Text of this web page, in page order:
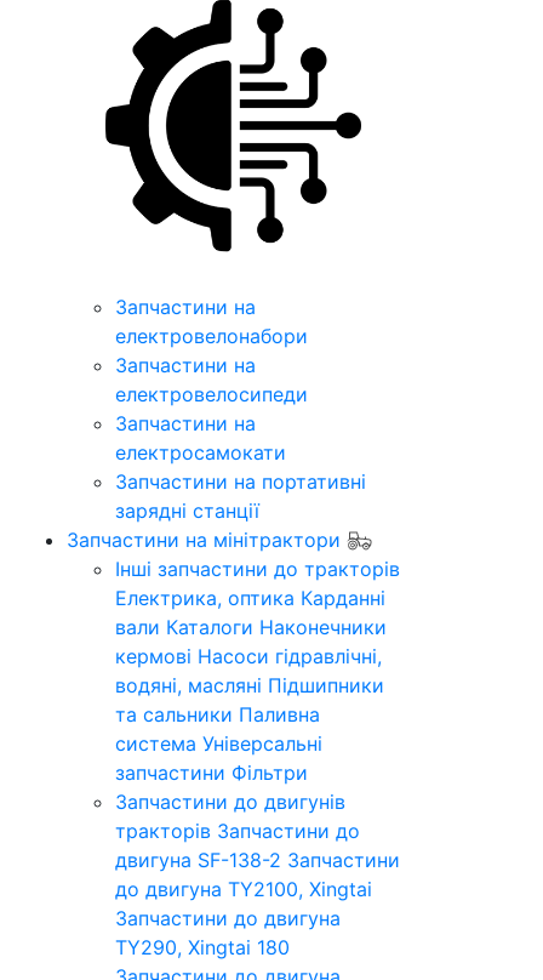
Запчастини на
електровелонабори
Запчастини на
електровелосипеди
Запчастини на
електросамокати
Запчастини на портативні
зарядні станції
Запчастини на мінітрактори
Інші запчастини до тракторів
Електрика, оптика Карданні
вали Каталоги Наконечники
кермові Насоси гідравлічні,
водяні, масляні Підшипники
та сальники Паливна
система Універсальні
запчастини Фільтри
Запчастини до двигунів
тракторів Запчастини до
двигуна SF-138-2 Запчастини
до двигуна TY2100, Xingtai
Запчастини до двигуна
TY290, Xingtai 180